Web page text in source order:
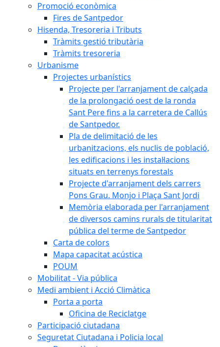
Promoció econòmica
Fires de Santpedor
Hisenda, Tresoreria i Tributs
Tràmits gestió tributària
Tràmits tresoreria
Urbanisme
Projectes urbanístics
Projecte per l'arranjament de calçada
de la prolongació oest de la ronda
Sant Pere fins a la carretera de Callús
de Santpedor.
Pla de delimitació de les
urbanitzacions, els nuclis de població,
les edificacions i les instal·lacions
situats en terrenys forestals
Projecte d'arranjament dels carrers
Pons Grau. Monjo i Plaça Sant Jordi
Memòria elaborada per l'arranjament
de diversos camins rurals de titularitat
pública del terme de Santpedor
Carta de colors
Mapa capacitat acústica
POUM
Mobilitat - Via pública
Medi ambient i Acció Climàtica
Porta a porta
Oficina de Reciclatge
Participació ciutadana
Seguretat Ciutadana i Policia local